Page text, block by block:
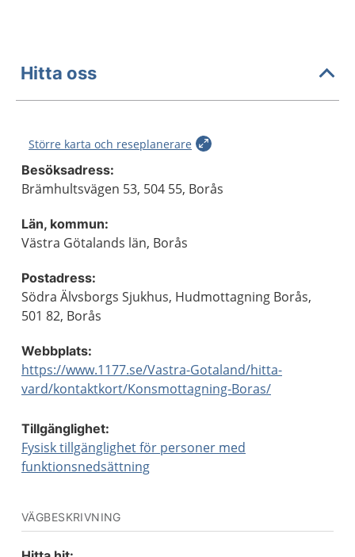
Hitta oss
Större karta och reseplanerare
Besöksadress:
Brämhultsvägen 53, 504 55, Borås
Län, kommun:
Västra Götalands län, Borås
Postadress:
Södra Älvsborgs Sjukhus, Hudmottagning Borås,
501 82, Borås
Webbplats:
https://www.1177.se/Vastra-Gotaland/hitta-
vard/kontaktkort/Konsmottagning-Boras/
Tillgänglighet:
Fysisk tillgänglighet för personer med
funktionsnedsättning
VÄGBESKRIVNING